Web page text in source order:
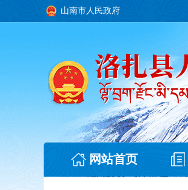
山南市人民政府
网站首页